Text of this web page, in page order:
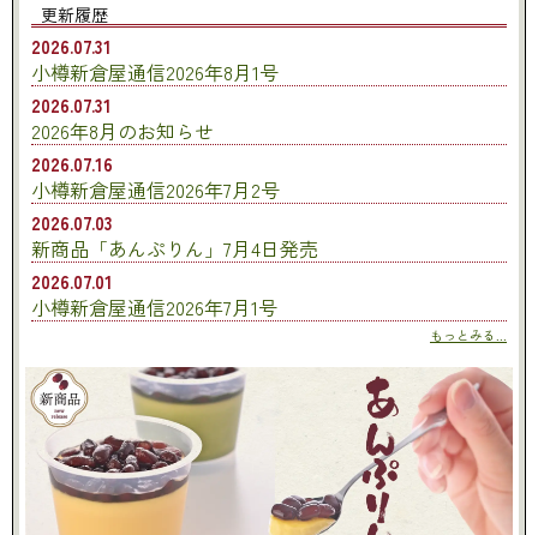
更新履歴
2026.07.31
小樽新倉屋通信2026年8月1号
2026.07.31
2026年8月のお知らせ
2026.07.16
小樽新倉屋通信2026年7月2号
2026.07.03
新商品「あんぷりん」7月4日発売
2026.07.01
小樽新倉屋通信2026年7月1号
もっとみる...